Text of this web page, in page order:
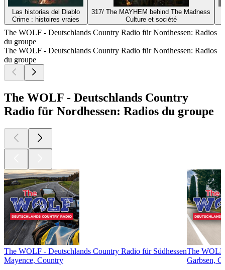
Las historias del Diablo
Crime : histoires vraies
317/ The MAYHEM behind The Madness
Culture et société
The WOLF - Deutschlands Country Radio für Nordhessen: Radios
du groupe
The WOLF - Deutschlands Country Radio für Nordhessen: Radios
du groupe
The WOLF - Deutschlands Country
Radio für Nordhessen: Radios du groupe
The WOLF - Deutschlands Country Radio für Südhessen
Mayence, Country
The WOLF
Garbsen,